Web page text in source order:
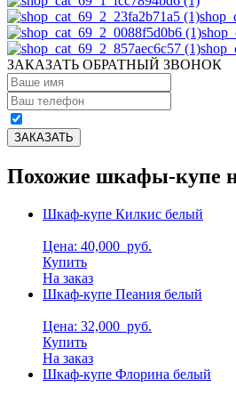
ЗАКАЗАТЬ ОБРАТНЫЙ ЗВОНОК
Похожие шкафы-купе
Шкаф-купе Килкис белый
Цена: 40,000 руб.
Купить
На заказ
Шкаф-купе Пеания белый
Цена: 32,000 руб.
Купить
На заказ
Шкаф-купе Флорина белый